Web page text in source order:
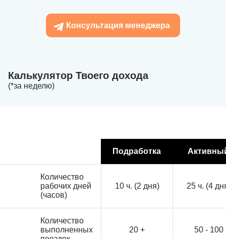
Консультация менеджера
Калькулятор Твоего дохода
(*за неделю)
Подработка
Количество
рабочих дней
(часов)
10 ч. (2 дня) 25 ч. (4
Количество
выполненных
20 + 50 - 100